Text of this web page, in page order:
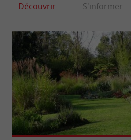
Découvrir S'informer